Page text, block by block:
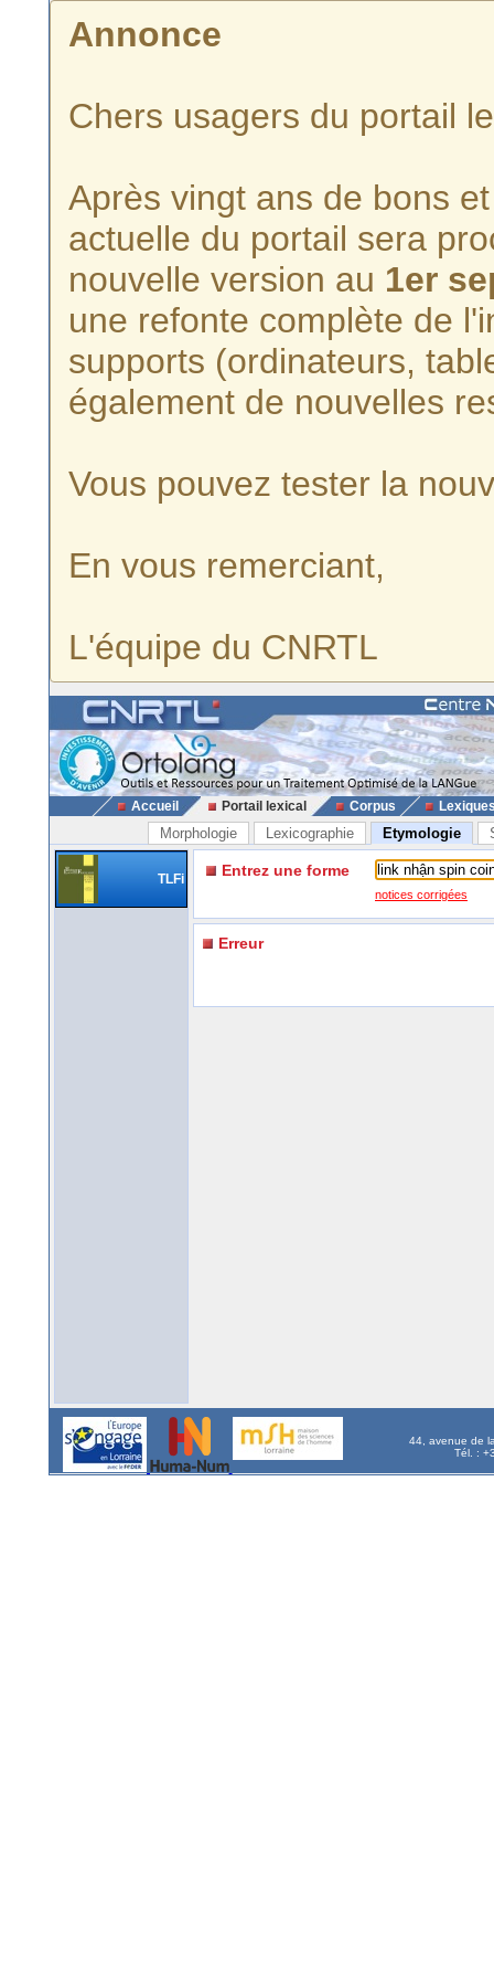
Annonce
Chers usagers du portail
Après vingt ans de bons
actuelle du portail sera
nouvelle version au 1er
une refonte complète de
supports (ordinateurs,
également de nouvelles
Vous pouvez tester la
En vous remerciant,
L'équipe du CNRTL
Accueil Portail lexical Corpus
Morphologie Lexicographie Etymologie
TLFi Entrez une forme
notices corrigées
Erreur
44, avenue de
Tél. :